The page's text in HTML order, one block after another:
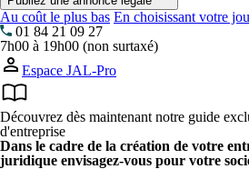
Au coût le plus bas En choisissant votre
01 84 21 09 27
7h00 à 19h00 (non surtaxé)
Espace JAL-Pro
Découvrez dès maintenant notre guide
d'entreprise
Dans le cadre de la création de votre
juridique envisagez-vous pour votre